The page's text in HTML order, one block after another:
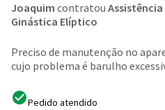
Joaquim contratou
Ginástica Elíptico
Preciso de manutenção no
cujo problema é barulho
Pedido atendido